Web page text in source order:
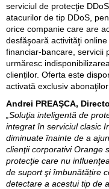
serviciul de protecţie
atacurilor de tip DDoS,
orice companie care are
desfăşoară activităţi
financiar-bancare, servicii
urmăresc
clienților. Oferta este
activată exclusiv
Andrei PREAŞCA,
„Soluţia inteligentă de
integrat în serviciul clasic
diminuate înainte de a
clienţii corporativi Orange
protecţie care nu
de suport şi îmbunătățire
detectare a acestui tip de